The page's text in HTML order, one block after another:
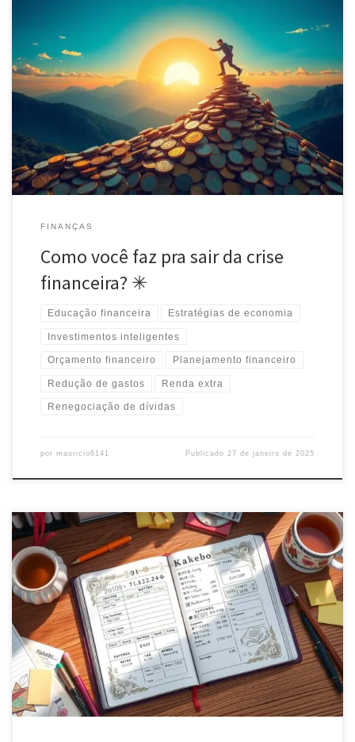
Descubra estratégias práticas e eficientes para superar a crise
financeira, reorganizar suas finanças e recuperar sua estabilidade
econômica com dicas assertivas e planejamento
FINANÇAS
Como você faz pra sair da crise
financeira? ✳
Educação financeira Estratégias de economia
Investimentos inteligentes
Orçamento financeiro Planejamento financeiro
Redução de gastos Renda extra
Renegociação de dívidas
por mauricio6141 Publicado 27 de janeiro de 2025
Descubra como o kakebo pode revolucionar suas finanças
pessoais. Aprenda a controlar gastos e economizar de forma
eficiente com esse método japonês de gerenciamento financeiro.